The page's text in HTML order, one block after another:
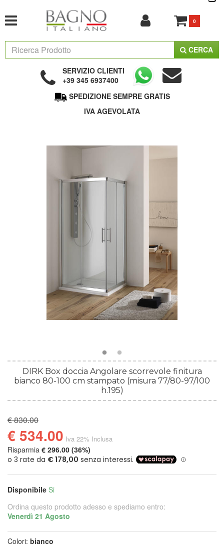
0
CERCA
SERVIZIO CLIENTI
+39 345 6937400
SPEDIZIONE SEMPRE GRATIS
IVA AGEVOLATA
DIRK Box doccia Angolare scorrevole finitura
bianco 80-100 cm stampato (misura 77/80-97/100
h.195)
€ 830.00
€ 534.00 Iva 22% Inclusa
Risparmia € 296.00 (36%)
Disponibile Si
Ordina questo prodotto adesso e spediamo entro:
Venerdì 21 Agosto
Colori: bianco